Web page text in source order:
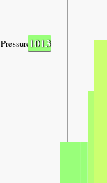
Pressure1013